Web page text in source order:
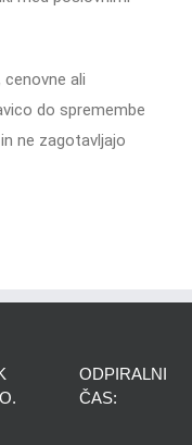
ali
do spremembe
ne zagotavljajo
ODPIRALNI
ČAS: